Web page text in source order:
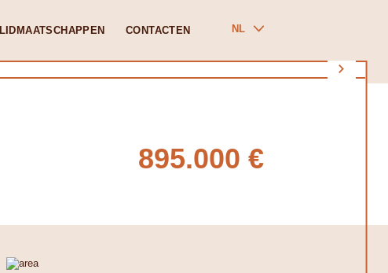
LIDMAATSCHAPPEN CONTACTEN NL
895.000 €